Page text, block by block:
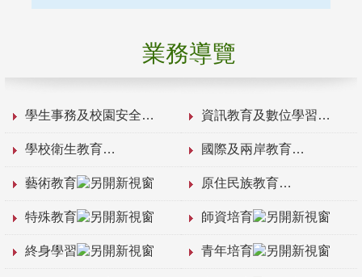
業務導覽
學生事務及校園安全 資訊教育及數位學習
學校衛生教育 國際及兩岸教育
藝術教育 原住民族教育
特殊教育 師資培育
終身學習 青年培育